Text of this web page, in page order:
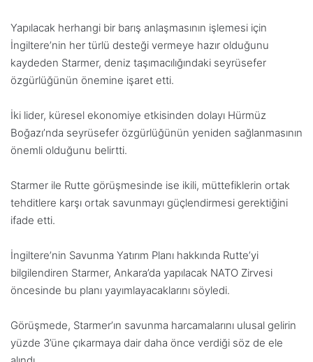
Yapılacak herhangi bir barış anlaşmasının işlemesi için
İngiltere’nin her türlü desteği vermeye hazır olduğunu
kaydeden Starmer, deniz taşımacılığındaki seyrüsefer
özgürlüğünün önemine işaret etti.
İki lider, küresel ekonomiye etkisinden dolayı Hürmüz
Boğazı’nda seyrüsefer özgürlüğünün yeniden sağlanmasının
önemli olduğunu belirtti.
Starmer ile Rutte görüşmesinde ise ikili, müttefiklerin ortak
tehditlere karşı ortak savunmayı güçlendirmesi gerektiğini
ifade etti.
İngiltere’nin Savunma Yatırım Planı hakkında Rutte’yi
bilgilendiren Starmer, Ankara’da yapılacak NATO Zirvesi
öncesinde bu planı yayımlayacaklarını söyledi.
Görüşmede, Starmer’ın savunma harcamalarını ulusal gelirin
yüzde 3’üne çıkarmaya dair daha önce verdiği söz de ele